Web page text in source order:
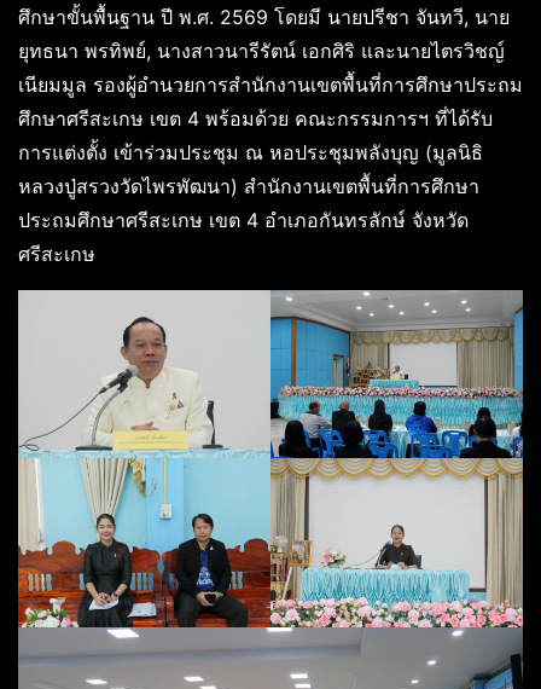
ศึกษาขั้นพื้นฐาน ปี พ.ศ. 2569 โดยมี นายปรีชา จันทวี, นาย
ยุทธนา พรทิพย์, นางสาวนารีรัตน์ เอกศิริ และนายไตรวิชญ์
เนียมมูล รองผู้อำนวยการสำนักงานเขตพื้นที่การศึกษาประถม
ศึกษาศรีสะเกษ เขต 4 พร้อมด้วย คณะกรรมการฯ ที่ได้รับ
การแต่งตั้ง เข้าร่วมประชุม ณ หอประชุมพลังบุญ (มูลนิธิ
หลวงปู่สรวงวัดไพรพัฒนา) สำนักงานเขตพื้นที่การศึกษา
ประถมศึกษาศรีสะเกษ เขต 4 อำเภอกันทรลักษ์ จังหวัด
ศรีสะเกษ